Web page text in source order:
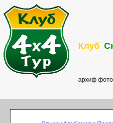
Клуб
архиф